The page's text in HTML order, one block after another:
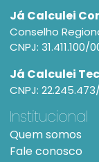
Já Calculei
Conselho
CNPJ: 31.411.100/
Já Calculei
CNPJ:
Institucional
Quem somos
Fale conosco